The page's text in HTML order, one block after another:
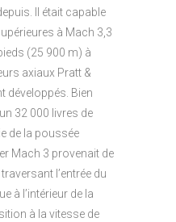
Il était capable
à Mach 3,3
(25 900 m) à
axiaux Pratt &
développés. Bien
32 000 livres de
de la poussée
Mach 3 provenait de
l’entrée du
à l’intérieur de la
à la vitesse de